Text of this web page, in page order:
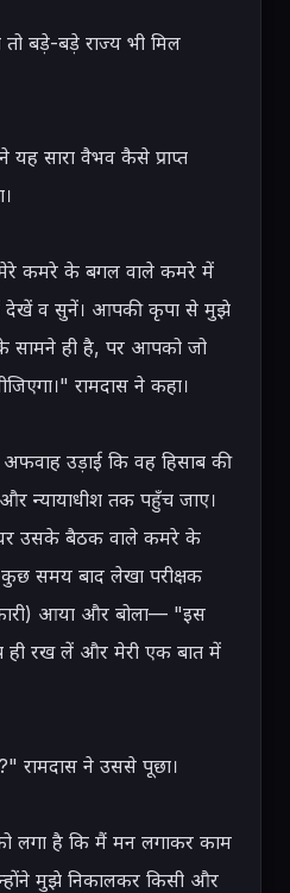
बड़े-बड़े राज्य भी मिल
सारा वैभव कैसे प्राप्त
कमरे के बगल वाले कमरे में
देखें व सुनें। आपकी कृपा से मुझे
ही है, पर आपको जो
रामदास ने कहा।
उड़ाई कि वह हिसाब की
न्यायाधीश तक पहुँच जाए।
घर उसके बैठक वाले कमरे के
समय बाद लेखा परीक्षक
आया और बोला— "इस
ही रख लें और मेरी एक बात में
रामदास ने उससे पूछा।
लगा है कि मैं मन लगाकर काम
मुझे निकालकर किसी और